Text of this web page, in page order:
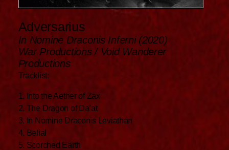
Adversarius
In Nomine Draconis Inferni (2020)
War Productions / Void Wanderer
Productions
Tracklist:
1. Into the Aether of Zax
2. The Dragon of Da’at
3. In Nomine Draconis Leviathan
4. Belial
5. Scorched Earth